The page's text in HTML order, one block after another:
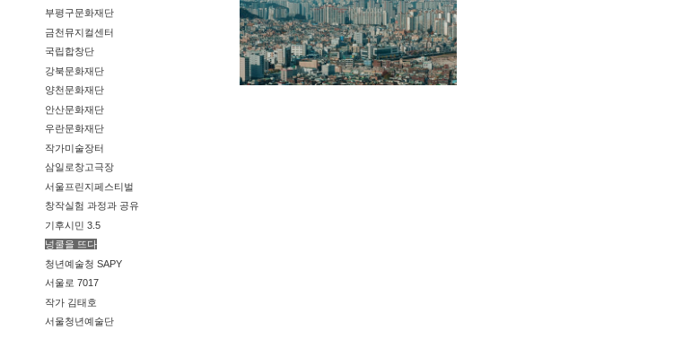
부평구문화재단
금천뮤지컬센터
국립합창단
강북문화재단
양천문화재단
안산문화재단
우란문화재단
작가미술장터
삼일로창고극장
서울프린지페스티벌
창작실험 과정과 공유
기후시민 3.5
넝쿨을 뜨다
청년예술청 SAPY
서울로 7017
작가 김태호
서울청년예술단